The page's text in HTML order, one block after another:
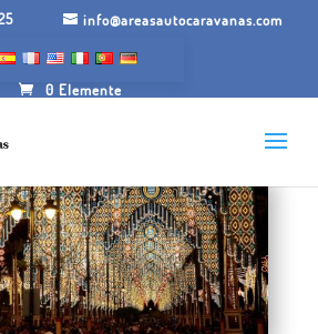
info@areasautocaravanas.com
0 Elemente